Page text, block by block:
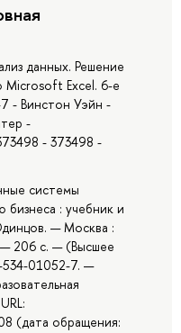
данных. Решение
Microsoft Excel. 6-е
- Винстон Уэйн -
-
- 373498 -
системы
бизнеса : учебник и
— Москва :
206 с. — (Высшее
534-01052-7. —
(дата обращения: